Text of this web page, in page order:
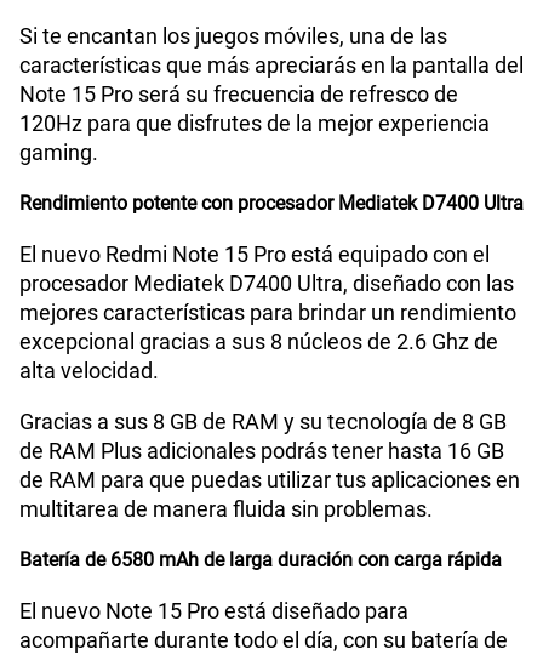
VoLTE Si
VoWiFi
Compatibilidad con eSIM
Si te encantan los juegos móviles, una de las
características que más apreciarás en la pantalla del
Note 15 Pro será su frecuencia de refresco de
120Hz para que disfrutes de la mejor experiencia
gaming.
Rendimiento potente con procesador Mediatek D7400 Ultra
El nuevo Redmi Note 15 Pro está equipado con el
procesador Mediatek D7400 Ultra, diseñado con las
mejores características para brindar un rendimiento
excepcional gracias a sus 8 núcleos de 2.6 Ghz de
alta velocidad.
Gracias a sus 8 GB de RAM y su tecnología de 8 GB
de RAM Plus adicionales podrás tener hasta 16 GB
de RAM para que puedas utilizar tus aplicaciones en
multitarea de manera fluida sin problemas.
Batería de 6580 mAh de larga duración con carga rápida
El nuevo Note 15 Pro está diseñado para
acompañarte durante todo el día, con su batería de